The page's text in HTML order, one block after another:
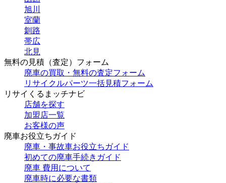
旭川
室蘭
釧路
帯広
北見
無料の見積（査定）フォーム
廃車の買取・無料の査定フォーム
リサイクルパーツ一括見積フォーム
リサイくるまッチナビ
店舗を探す
加盟店一覧
お客様の声
廃車お役立ちガイド
廃車・事故車お役立ちガイド
初めての廃車手続きガイド
廃車 費用について
廃車時に必要な書類